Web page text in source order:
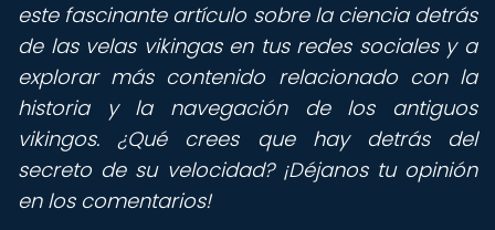
este fascinante artículo sobre la ciencia detrás
de las velas vikingas en tus redes sociales y a
explorar más contenido relacionado con la
historia y la navegación de los antiguos
vikingos. ¿Qué crees que hay detrás del
secreto de su velocidad? ¡Déjanos tu opinión
en los comentarios!